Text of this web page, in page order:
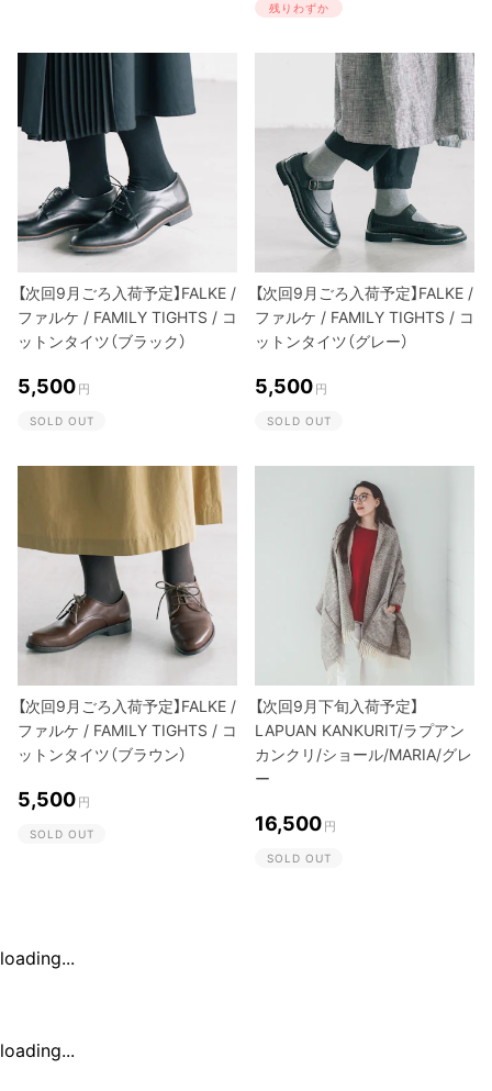
残りわずか
【次回9月ごろ入荷予定】FALKE /
ファルケ / FAMILY TIGHTS / コ
ットンタイツ（ブラック）
5,500 円
SOLD OUT
【次回9月ごろ入荷予定】FALKE /
ファルケ / FAMILY TIGHTS / コ
ットンタイツ（グレー）
5,500 円
SOLD OUT
【次回9月ごろ入荷予定】FALKE /
ファルケ / FAMILY TIGHTS / コ
ットンタイツ（ブラウン）
5,500 円
SOLD OUT
【次回9月下旬入荷予定】
LAPUAN KANKURIT/ラプアン
カンクリ/ショール/MARIA/グレ
ー
16,500 円
SOLD OUT
loading...
loading...